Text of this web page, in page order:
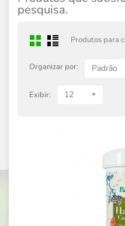
pesquisa.
Produtos para
Organizar por: Padrão
Exibir: 12